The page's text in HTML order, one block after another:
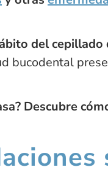
del cepillado
bucodental
Descubre